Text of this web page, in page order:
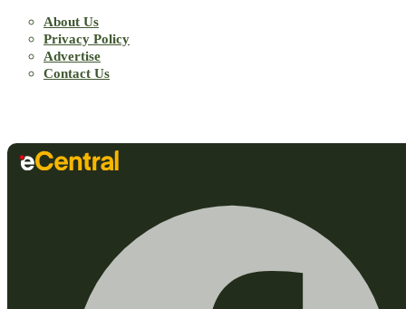
About Us
Privacy Policy
Advertise
Contact Us